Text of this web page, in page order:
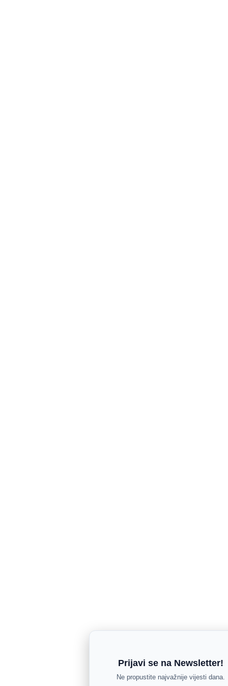
Prijavi se na Newsletter!
Ne propustite najvažnije vijesti dana.